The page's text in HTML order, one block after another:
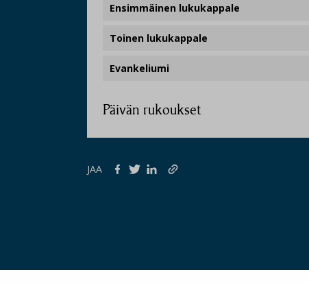
Ensimmäinen lukukappale
Toinen lukukappale
Evankeliumi
Päivän rukoukset
JAA